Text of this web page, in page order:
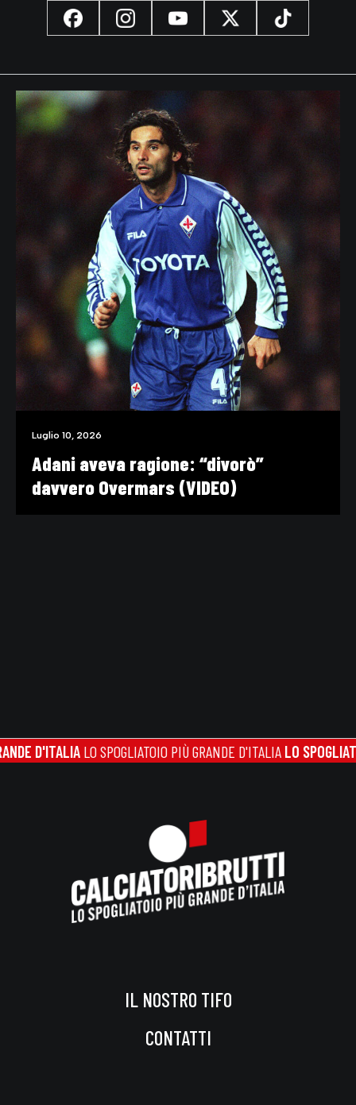
Luglio 10, 2026
Adani aveva ragione: “divorò”
davvero Overmars (VIDEO)
D'ITALIALO SPOGLIATOIO PIÙ GRANDE D'ITALIALO SPOGLIATOIO
IL NOSTRO TIFO
CONTATTI